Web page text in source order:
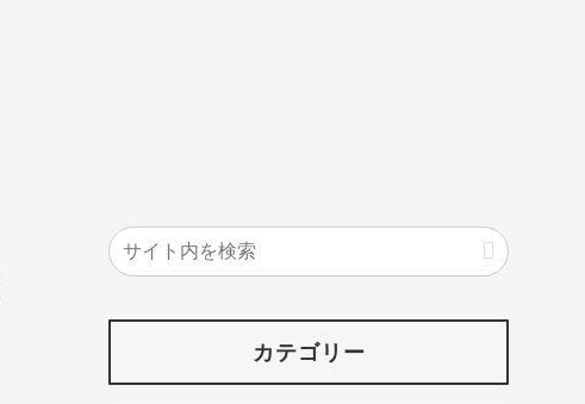
カテゴリー